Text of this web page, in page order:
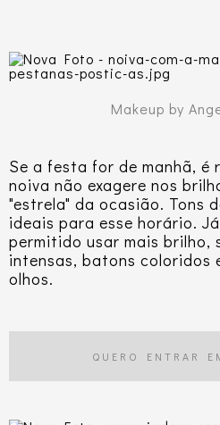
Makeup by
Se a festa for de manhã, é
noiva não exagere nos
"estrela" da ocasião. Tons
ideais para esse horário.
permitido usar mais brilho,
intensas, batons coloridos
olhos.
QUERO ENTRAR